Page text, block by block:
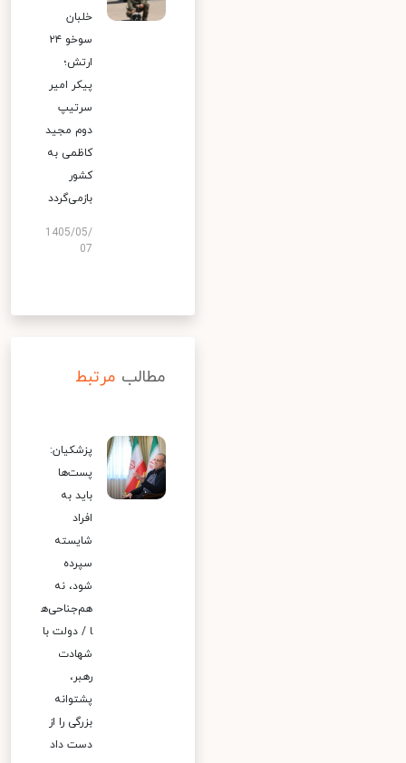
خلبان
سوخو ۲۴
ارتش؛
پیکر امیر
سرتیپ
دوم مجید
کاظمی به
کشور
بازمی‌گردد
1405/05/
07
مطالب مرتبط
پزشکیان:
پست‌ها
باید به
افراد
شایسته
سپرده
شود، نه
هم‌جناحی‌ه
ا / دولت با
شهادت
رهبر،
پشتوانه
بزرگی را از
دست داد